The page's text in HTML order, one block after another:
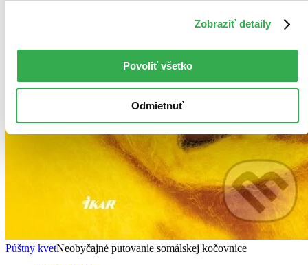
Zobraziť detaily
Povoliť všetko
Odmietnuť
Púštny kvetNeobyčajné putovanie somálskej kočovnice